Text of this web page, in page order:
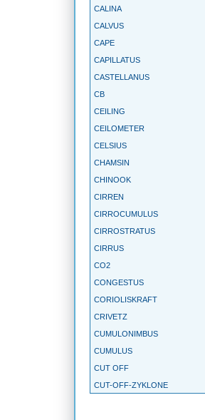
CALINA
CALVUS
CAPE
CAPILLATUS
CASTELLANUS
CB
CEILING
CEILOMETER
CELSIUS
CHAMSIN
CHINOOK
CIRREN
CIRROCUMULUS
CIRROSTRATUS
CIRRUS
CO2
CONGESTUS
CORIOLISKRAFT
CRIVETZ
CUMULONIMBUS
CUMULUS
CUT OFF
CUT-OFF-ZYKLONE